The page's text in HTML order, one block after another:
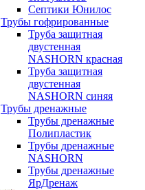
Септики Юнилос
Трубы гофрированные
Труба защитная
двустенная
NASHORN красная
Труба защитная
двустенная
NASHORN синяя
Трубы дренажные
Трубы дренажные
Полипластик
Трубы дренажные
NASHORN
Трубы дренажные
ЯрДренаж